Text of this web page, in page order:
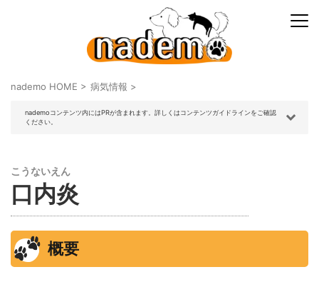
nademo HOME > 病気情報 >
nademoコンテンツ内にはPRが含まれます。詳しくはコンテンツガイドラインをご確認
ください。
こうないえん
口内炎
概要